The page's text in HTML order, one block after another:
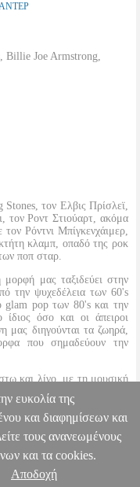
Billie Joe Armstrong,
τον Ελβις Πρίσλεϊ,
τον Ροντ Στιούαρτ, ακόμα
Ρόντνι Μπίγκενχάιμερ,
κλαμπ, οπαδό της ροκ
ποπ σταρ.
μας ταξιδεύει στην
την ψυχεδέλεια των 60's
glam pop των 80's και την
όσο και οι άπειροι
μας διηγούνται τα ζωηρά,
που σημαδεύουν την
και λίγο, με τη μουσική
και για λίγο, σαν να
DVD.03473 DVD.03473
Productions
ΝΤΟΚΙΜΑΝΤΕΡ
ΝΤΟΚΙΜΑΝΤΕΡ
ευκολία της
και διαφημίσεων και
τους ανανεωμένους
και τα cookies.
Αποδοχή